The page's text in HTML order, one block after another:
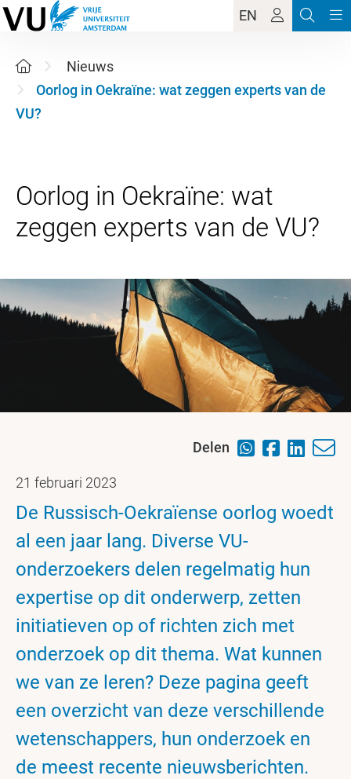
EN
Nieuws
Oorlog in Oekraïne: wat zeggen experts van de
VU?
Oorlog in Oekraïne: wat
Delen
21 februari 2023
De Russisch-Oekraïense oorlog woedt
al een jaar lang. Diverse VU-
onderzoekers delen regelmatig hun
expertise op dit onderwerp, zetten
initiatieven op of richten zich met
onderzoek op dit thema. Wat kunnen
we van ze leren? Deze pagina geeft
een overzicht van deze verschillende
wetenschappers, hun onderzoek en
de meest recente nieuwsberichten.